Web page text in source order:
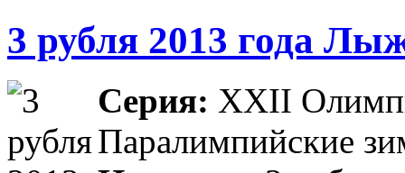
3 рубля 2013 года
Серия: XXII
Паралимпийские